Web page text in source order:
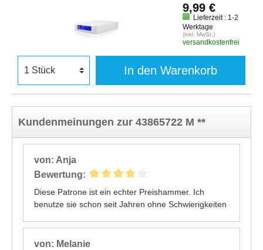
9,99 €
Lieferzeit : 1-2
Werktage
(inkl. MwSt.)
versandkostenfrei
In den Warenkorb
Kundenmeinungen zur 43865722 M **
von: Anja
Bewertung:
Diese Patrone ist ein echter Preishammer. Ich
benutze sie schon seit Jahren ohne Schwierigkeiten
von: Melanie